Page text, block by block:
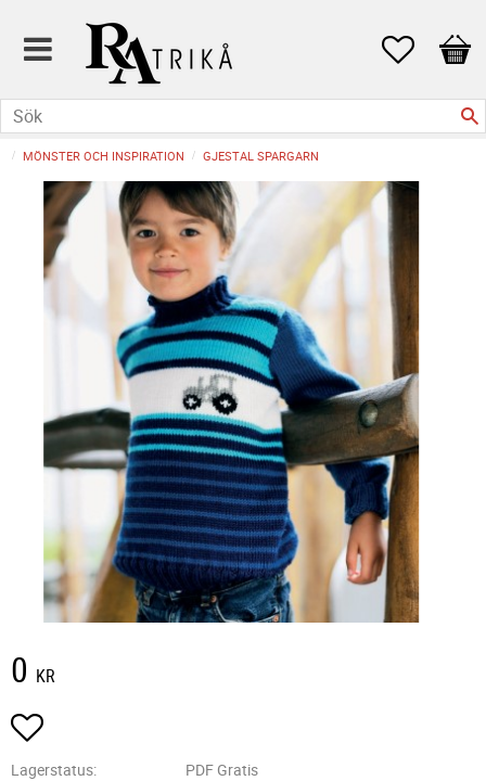
Favoriter
MÖNSTER OCH INSPIRATION GJESTAL SPARGARN
0 KR
Lägg till i favoriter
Lagerstatus
PDF Gratis